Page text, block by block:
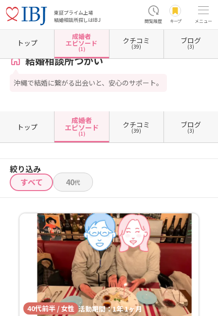
東証プライム上場
結婚相談所探しはIBJ
閲覧履歴 キープ メニュー
ホーム 沖縄県の結婚相談所 沖縄県那覇市 結婚相談所つがい 成婚者エピソード一覧
結婚相談所つがい
沖縄で結婚に繋がる出会いと、安心のサポート。
トップ
成婚者
エピソード
(1)
クチコミ
(39)
ブログ
(3)
トップ
成婚者
エピソード
(1)
クチコミ
(39)
ブログ
(3)
絞り込み
すべて
40代
40代前半 / 女性 活動期間：1年 1ヶ月